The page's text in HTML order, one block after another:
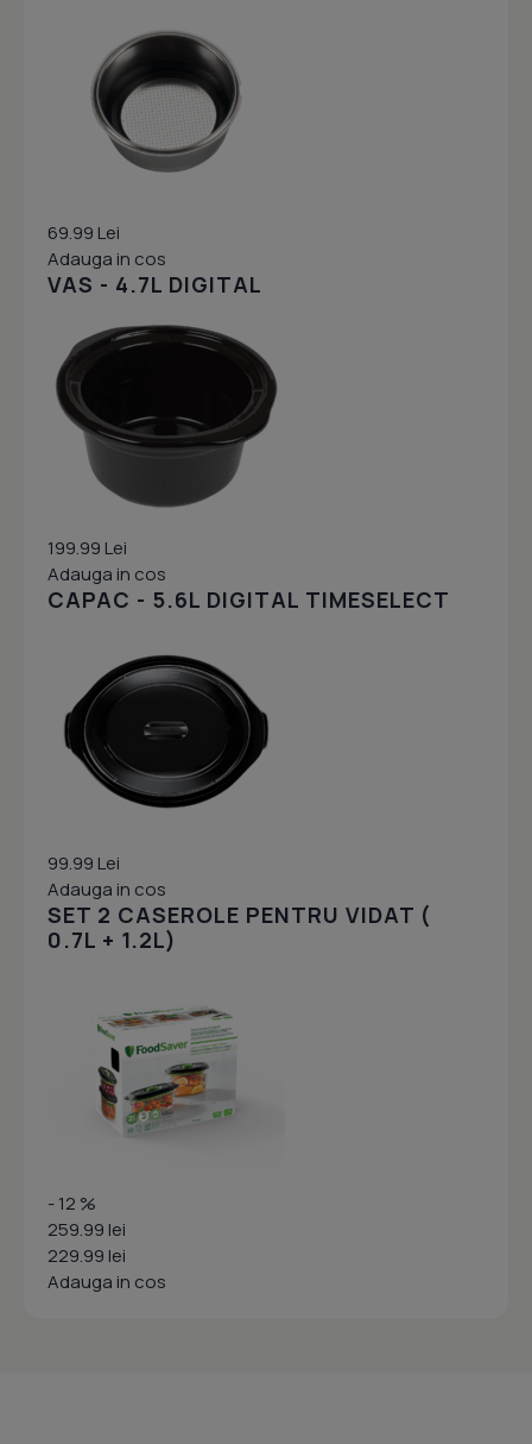
69.99 Lei
Adauga in cos
VAS - 4.7L DIGITAL
199.99 Lei
Adauga in cos
CAPAC - 5.6L DIGITAL TIMESELECT
99.99 Lei
Adauga in cos
SET 2 CASEROLE PENTRU VIDAT (
0.7L + 1.2L)
- 12 %
259.99 lei
229.99 lei
Adauga in cos